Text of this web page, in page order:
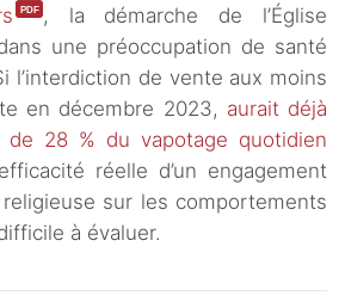
, la démarche de l’Église
une préoccupation de santé
l’interdiction de vente aux moins
en décembre 2023, aurait déjà
de 28 % du vapotage quotidien
réelle d’un engagement
sur les comportements
à évaluer.